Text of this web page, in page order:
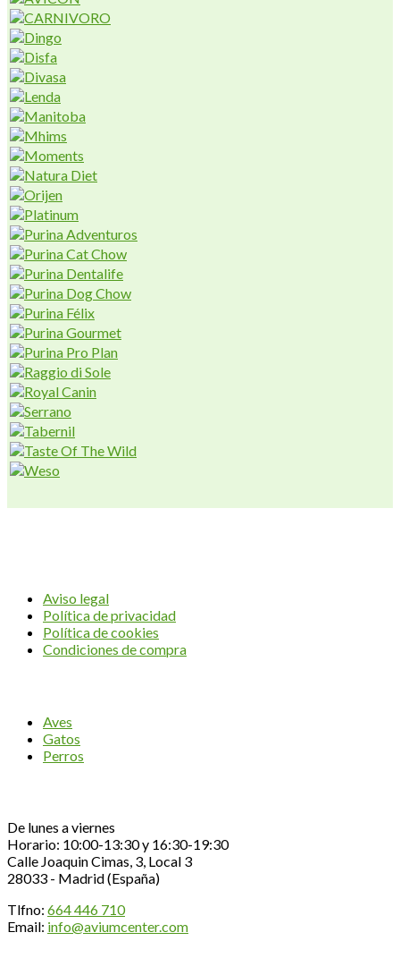
Aviso legal
Política de privacidad
Política de cookies
Condiciones de compra
Aves
Gatos
Perros
De lunes a viernes
Horario: 10:00-13:30 y 16:30-19:30
Calle Joaquin Cimas, 3, Local 3
28033 - Madrid (España)
Tlfno: 664 446 710
Email: info@aviumcenter.com